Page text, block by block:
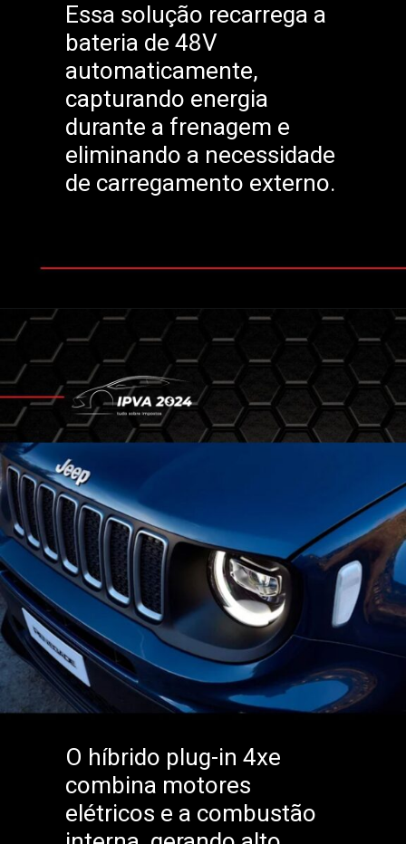
Essa solução recarrega a
bateria de 48V
automaticamente,
capturando energia
durante a frenagem e
eliminando a necessidade
de carregamento externo.
O híbrido plug-in 4xe
combina motores
elétricos e a combustão